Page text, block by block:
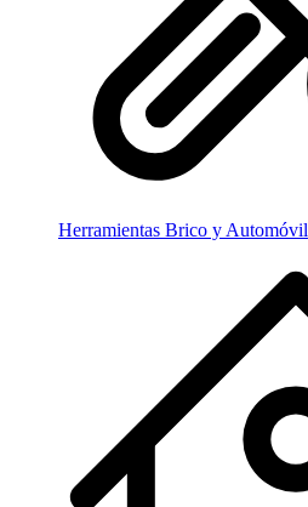
Herramientas Brico y Automóvil